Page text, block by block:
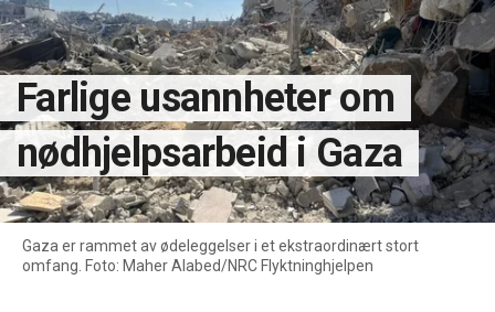
Gaza er rammet av ødeleggelser i et ekstraordinært stort
omfang. Foto: Maher Alabed/NRC Flyktninghjelpen
Farlige usannheter om
nødhjelpsarbeid i Gaza